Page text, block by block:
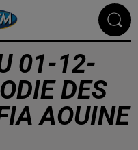
01-12-
DES
AOUINE